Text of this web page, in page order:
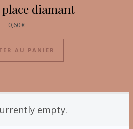
diamant
0,60€
AU PANIER
empty.